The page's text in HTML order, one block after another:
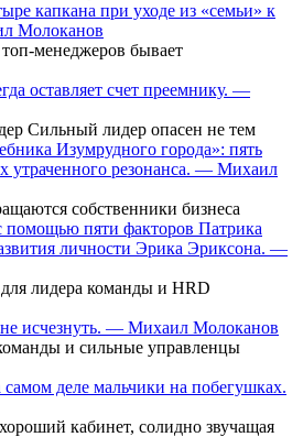
капкана при уходе из «семьи» к
Молоканов
менеджеров бывает
оставляет счет преемнику. —
Сильный лидер опасен не тем
Изумрудного города»: пять
утраченного резонанса. — Михаил
собственники бизнеса
помощью пяти факторов Патрика
личности Эрика Эриксона. —
лидера команды и HRD
исчезнуть. — Михаил Молоканов
и сильные управленцы
деле мальчики на побегушках.
кабинет, солидно звучащая